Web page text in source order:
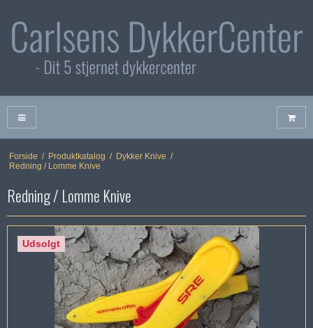
Forside / Produktkatalog / Dykker Knive /
Redning / Lomme Knive
Redning / Lomme Knive
Udsolgt